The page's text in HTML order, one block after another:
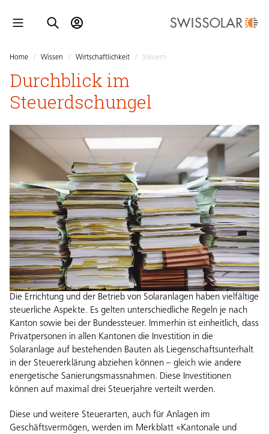
Home / Wissen / Wirtschaftlichkeit / Steuern
Durchblick im
Steuerdschungel
Die Errichtung und der Betrieb von Solaranlagen haben vielfältige
steuerliche Aspekte. Es gelten unterschiedliche Regeln je nach
Kanton sowie bei der Bundessteuer. Immerhin ist einheitlich, dass
Privatpersonen in allen Kantonen die Investition in die
Solaranlage auf bestehenden Bauten als Liegenschaftsunterhalt
in der Steuererklärung abziehen können – gleich wie andere
energetische Sanierungsmassnahmen. Diese Investitionen
können auf maximal drei Steuerjahre verteilt werden.
Diese und weitere Steuerarten, auch für Anlagen im
Geschäftsvermögen, werden im Merkblatt «Kantonale und